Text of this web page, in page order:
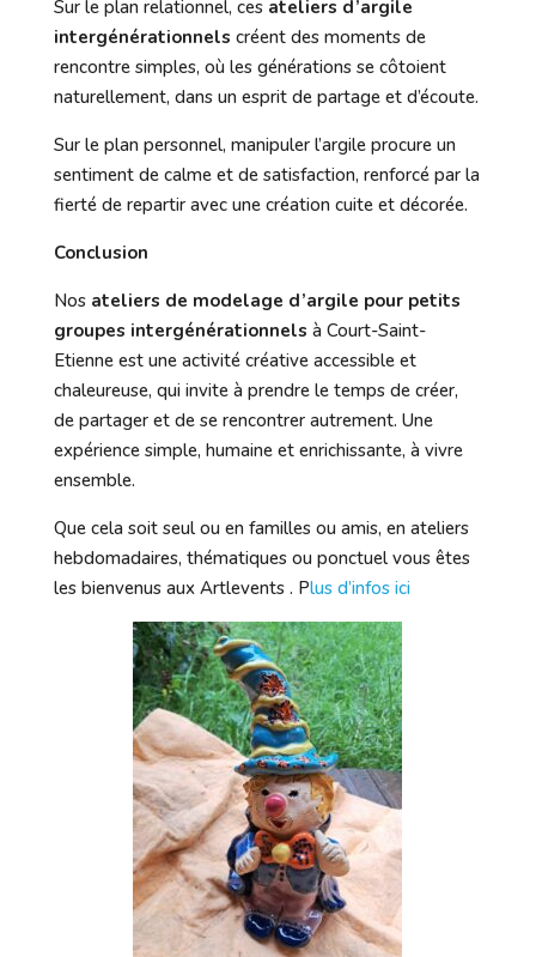
Sur le plan relationnel, ces ateliers d’argile
intergénérationnels créent des moments de
rencontre simples, où les générations se côtoient
naturellement, dans un esprit de partage et d’écoute.
Sur le plan personnel, manipuler l’argile procure un
sentiment de calme et de satisfaction, renforcé par la
fierté de repartir avec une création cuite et décorée.
Conclusion
Nos ateliers de modelage d’argile pour petits
groupes intergénérationnels à Court-Saint-
Etienne est une activité créative accessible et
chaleureuse, qui invite à prendre le temps de créer,
de partager et de se rencontrer autrement. Une
expérience simple, humaine et enrichissante, à vivre
ensemble.
Que cela soit seul ou en familles ou amis, en ateliers
hebdomadaires, thématiques ou ponctuel vous êtes
les bienvenus aux Artlevents . Plus d’infos ici